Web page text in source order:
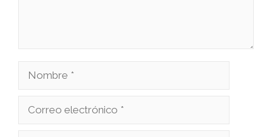
Nombre
Correo